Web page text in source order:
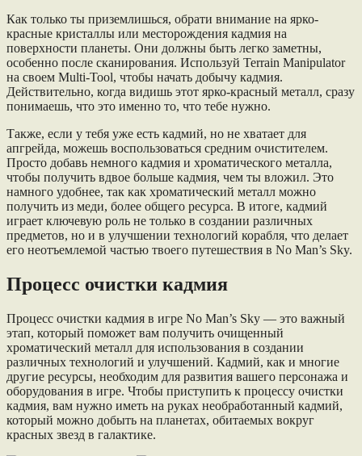
Как только ты приземлишься, обрати внимание на ярко-
красные кристаллы или месторождения кадмия на
поверхности планеты. Они должны быть легко заметны,
особенно после сканирования. Используй Terrain Manipulator
на своем Multi-Tool, чтобы начать добычу кадмия.
Действительно, когда видишь этот ярко-красный металл, сразу
понимаешь, что это именно то, что тебе нужно.
Также, если у тебя уже есть кадмий, но не хватает для
апгрейда, можешь воспользоваться средним очистителем.
Просто добавь немного кадмия и хроматического металла,
чтобы получить вдвое больше кадмия, чем ты вложил. Это
намного удобнее, так как хроматический металл можно
получить из меди, более общего ресурса. В итоге, кадмий
играет ключевую роль не только в создании различных
предметов, но и в улучшении технологий корабля, что делает
его неотъемлемой частью твоего путешествия в No Man’s Sky.
Процесс очистки кадмия
Процесс очистки кадмия в игре No Man’s Sky — это важный
этап, который поможет вам получить очищенный
хроматический металл для использования в создании
различных технологий и улучшений. Кадмий, как и многие
другие ресурсы, необходим для развития вашего персонажа и
оборудования в игре. Чтобы приступить к процессу очистки
кадмия, вам нужно иметь на руках необработанный кадмий,
который можно добыть на планетах, обитаемых вокруг
красных звезд в галактике.